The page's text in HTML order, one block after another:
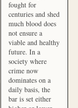
fought for
centuries and shed
much blood does
not ensure a
viable and healthy
future. In a
society where
crime now
dominates on a
daily basis, the
bar is set either